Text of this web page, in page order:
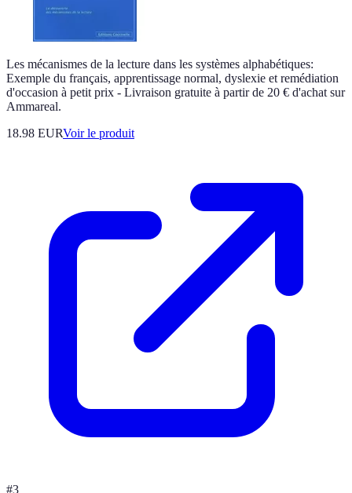
Les mécanismes de la lecture dans les systèmes alphabétiques:
Exemple du français, apprentissage normal, dyslexie et remédiation
d'occasion à petit prix - Livraison gratuite à partir de 20 € d'achat sur
Ammareal.
18.98 EURVoir le produit
#3